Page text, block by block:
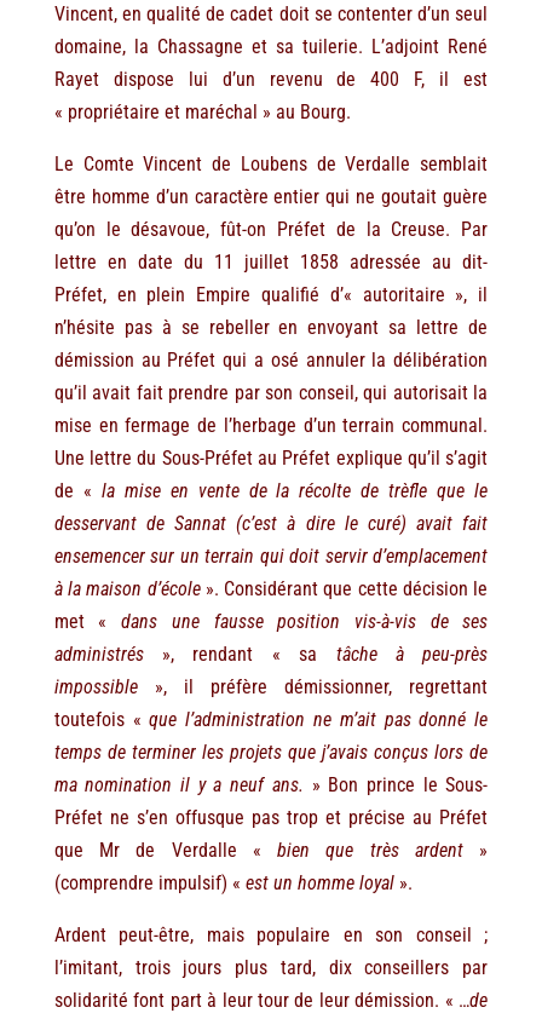
Vincent, en qualité de cadet doit se contenter d’un seul
domaine, la Chassagne et sa tuilerie. L’adjoint René
Rayet dispose lui d’un revenu de 400 F, il est
« propriétaire et maréchal » au Bourg.
Le Comte Vincent de Loubens de Verdalle semblait
être homme d’un caractère entier qui ne goutait guère
qu’on le désavoue, fût-on Préfet de la Creuse. Par
lettre en date du 11 juillet 1858 adressée au dit-
Préfet, en plein Empire qualifié d’« autoritaire », il
n’hésite pas à se rebeller en envoyant sa lettre de
démission au Préfet qui a osé annuler la délibération
qu’il avait fait prendre par son conseil, qui autorisait la
mise en fermage de l’herbage d’un terrain communal.
Une lettre du Sous-Préfet au Préfet explique qu’il s’agit
de « la mise en vente de la récolte de trèfle que le
desservant de Sannat (c’est à dire le curé) avait fait
ensemencer sur un terrain qui doit servir d’emplacement
à la maison d’école ». Considérant que cette décision le
met «dans une fausse position vis-à-vis de ses
administrés », rendant « sa tâche à peu-près
impossible», il préfère démissionner, regrettant
toutefois «que l’administration ne m’ait pas donné le
temps de terminer les projets que j’avais conçus lors de
ma nomination il y a neuf ans. » Bon prince le Sous-
Préfet ne s’en offusque pas trop et précise au Préfet
que Mr de Verdalle «bien que très ardent»
(comprendre impulsif) « est un homme loyal».
Ardent peut-être, mais populaire en son conseil ;
l’imitant, trois jours plus tard, dix conseillers par
solidarité font part à leur tour de leur démission. « …de